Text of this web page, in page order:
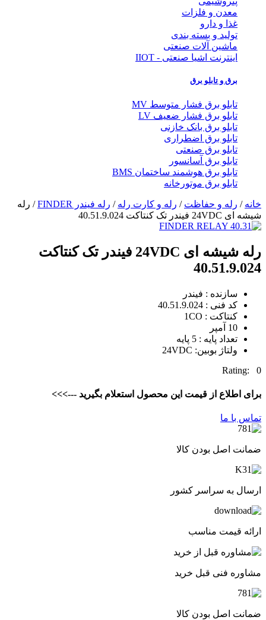
معدن و فلزات
غذا و دارو
تولید و بسته بندی
ماشین آلات صنعتی
اینترنت اشیا صنعتی - IIOT
برق و تابلو برق
تابلو برق فشار متوسط MV
تابلو برق فشار ضعیف LV
تابلو برق بانک خازنی
تابلو برق اضطراری
تابلو برق صنعتی
تابلو برق آسانسور
تابلو برق هوشمند ساختمان BMS
تابلو برق موتورخانه
خانه / رله و حفاظت / رله و کارت رله / رله فیندر FINDER
/ رله
شیشه ای 24VDC فیندر تک کنتاکت 40.51.9.024
رله شیشه ای 24VDC فیندر تک کنتاکت
40.51.9.024
سازنده : فیندر
کد فنی : 40.51.9.024
کنتاکت : 1CO
10 آمپر
تعداد پایه : 5 پایه
ولتاژ بوبین: 24VDC
Rating: 0
برای اطلاع از قیمت این محصول استعلام بگیرید --->>>
تماس با ما
ضمانت اصل بودن کالا
ارسال به سراسر کشور
ارائه قیمت مناسب
مشاوره فنی قبل خرید
ضمانت اصل بودن کالا